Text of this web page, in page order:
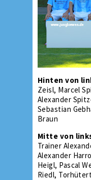
Hinten von
Zeisl, Marcel
Alexander
Sebastian
Braun
Mitte von
Trainer
Alexander
Heigl, Pascal
Riedl,